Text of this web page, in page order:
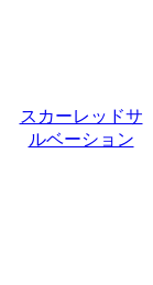
スカーレッドサ
ルベーション